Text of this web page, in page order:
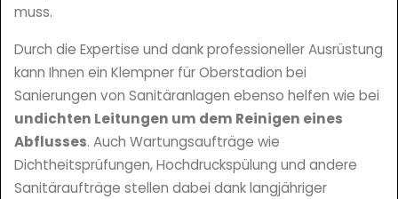
muss.
Durch die Expertise und dank professioneller Ausrüstung
kann Ihnen ein Klempner für Oberstadion bei
Sanierungen von Sanitäranlagen ebenso helfen wie bei
undichten Leitungen um dem Reinigen eines
Abflusses. Auch Wartungsaufträge wie
Dichtheitsprüfungen, Hochdruckspülung und andere
Sanitäraufträge stellen dabei dank langjähriger